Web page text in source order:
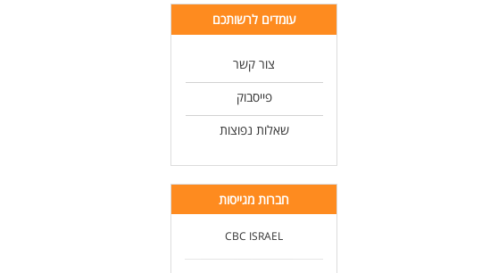
עומדים לרשותכם
צור קשר
פייסבוק
שאלות נפוצות
חברות מגייסות
CBC ISRAEL